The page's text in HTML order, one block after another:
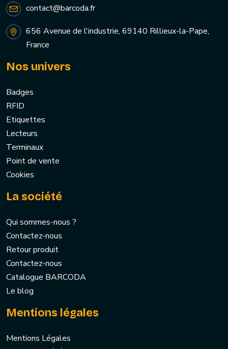
contact@barcoda.fr
656 Avenue de l'industrie, 69140 Rillieux-la-Pape,
France
Nos univers
Badges
RFID
Etiquettes
Lecteurs
Terminaux
Point de vente
Cookies
La société
Qui sommes-nous ?
Contactez-nous
Retour produit
Contactez-nous
Catalogue BARCODA
Le blog
Mentions légales
Mentions Légales